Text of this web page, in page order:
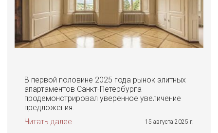
В первой половине 2025 года рынок элитных
апартаментов Санкт-Петербурга
продемонстрировал уверенное увеличение
предложения.
Читать далее
15 августа 2025 г.